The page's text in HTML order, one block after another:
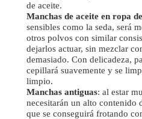
de aceite.
Manchas de aceite en ropa
sensibles como la seda, será
otros polvos con similar
dejarlos actuar, sin mezclar
demasiado. Con delicadeza,
cepillará suavemente y se
limpio.
Manchas antiguas: al estar
necesitarán un alto contenido
que se conseguirá frotando